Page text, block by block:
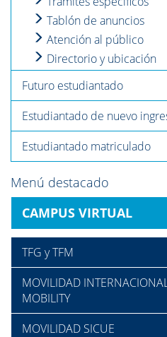
Tablón de anuncios
Atención al público
Directorio y ubicación
Futuro estudiantado
Estudiantado de nuevo
Estudiantado matriculado
Menú destacado
CAMPUS VIRTUAL
TFG y TFM
MOVILIDAD
MOBILITY
MOVILIDAD SICUE